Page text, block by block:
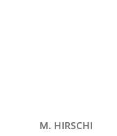
M. HIRSCHI